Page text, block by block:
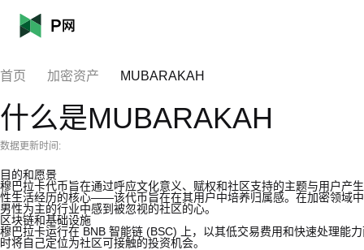
首页 加密资产 MUBARAKAH
什么是MUBARAKAH
数据更新时间:
目的和愿景
穆巴拉卡代币旨在通过呼应文化意义、赋权和社区支持的主题与用户
性生活经历的核心——该代币旨在在其用户中培养归属感。在加密领域
男性为主的行业中感到被忽视的社区的心。
区块链和基础设施
穆巴拉卡运行在 BNB 智能链 (BSC) 上，以其低交易费用和快速处理能
时将自己定位为社区可接触的投资机会。